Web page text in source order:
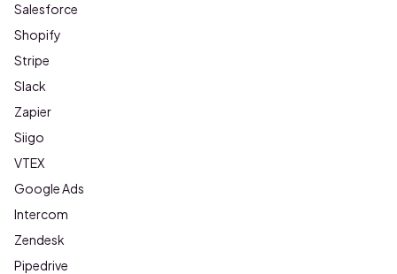
Salesforce
Shopify
Stripe
Slack
Zapier
Siigo
VTEX
Google Ads
Intercom
Zendesk
Pipedrive